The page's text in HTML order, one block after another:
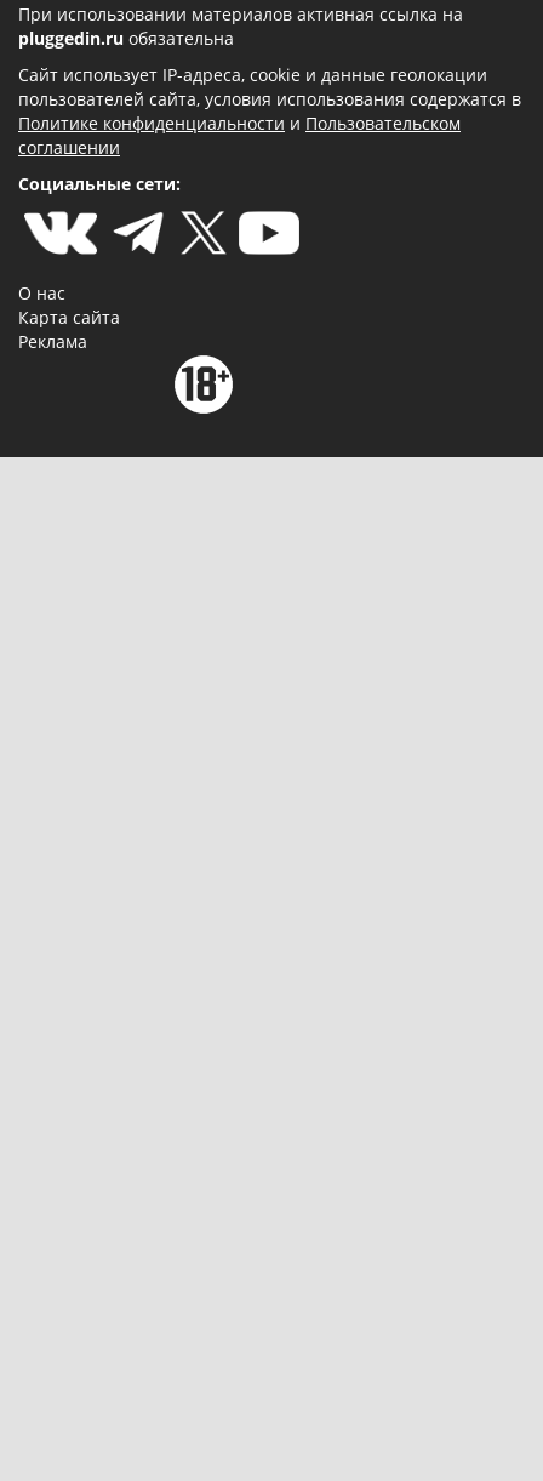
При использовании материалов активная ссылка на
pluggedin.ru обязательна
Сайт использует IP-адреса, cookie и данные геолокации
пользователей сайта, условия использования содержатся в
Политике конфиденциальности и Пользовательском
соглашении
Социальные сети:
О нас
Карта сайта
Реклама